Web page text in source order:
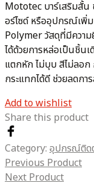
Mototec บาร์เสริมสั้น
อร์ไซด์ หรืออุปกรณ์เพิ่
Polymer วัสดุที่มีควา
ได้ด้วยการหล่อเป็นชิ้
แตกหัก ไม่บุบ สีไม่ลอ
กระแทกได้ดี ช่วยลดก
Add to wishlist
Share this product
Category: อุปกรณ์ติด
Previous Product
Next Product